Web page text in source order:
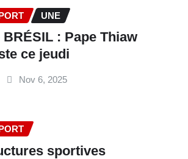
UNE
: Pape Thiaw
ce jeudi
Nov 6, 2025
sportives